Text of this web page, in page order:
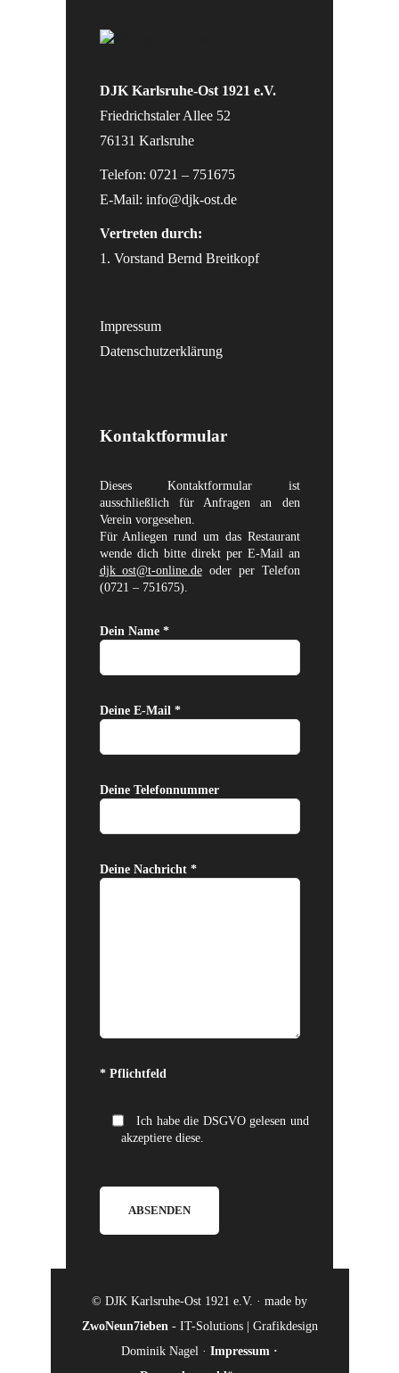
DJK Karlsruhe-Ost 1921 e.V.
Friedrichstaler Allee 52
76131 Karlsruhe
Telefon: 0721 – 751675
E-Mail: info@djk-ost.de
Vertreten durch:
1. Vorstand Bernd Breitkopf
Impressum
Datenschutzerklärung
Kontaktformular
Dieses Kontaktformular ist
ausschließlich für Anfragen an den
Verein vorgesehen.
Für Anliegen rund um das Restaurant
wende dich bitte direkt per E-Mail an
djk_ost@t-online.deoder per Telefon
(0721 – 751675).
Dein Name *
Deine E-Mail *
Deine Telefonnummer
Deine Nachricht *
Bitte lasse dieses Feld leer.
* Pflichtfeld
Ich habe die DSGVO gelesen und
akzeptiere diese.
© DJK Karlsruhe-Ost 1921 e.V. · made by
ZwoNeun7ieben- IT-Solutions | Grafikdesign
Dominik Nagel · Impressum ·